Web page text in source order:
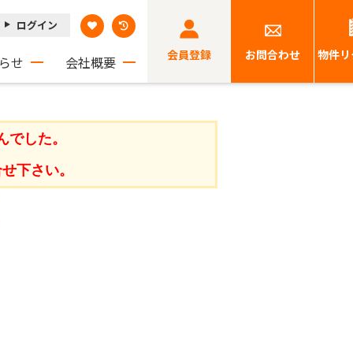
ログイン
せ 会社概要 会員登録 お問合わせ 物件
した。
下さい。